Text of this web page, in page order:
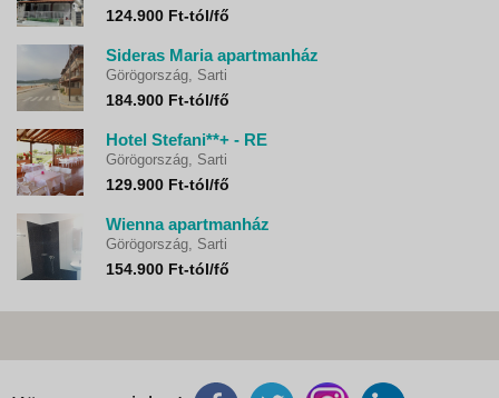
124.900 Ft-tól/fő
Sideras Maria apartmanház
Görögország, Sarti
184.900 Ft-tól/fő
Hotel Stefani**+ - RE
Görögország, Sarti
129.900 Ft-tól/fő
Wienna apartmanház
Görögország, Sarti
154.900 Ft-tól/fő